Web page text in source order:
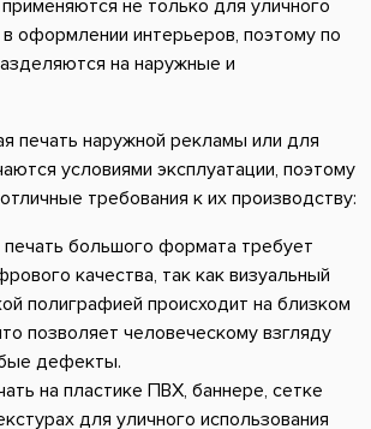
не только для уличного
оформлении интерьеров, поэтому по
на наружные и
печать наружной рекламы или для
условиями эксплуатации, поэтому
требования к их производству:
большого формата требует
качества, так как визуальный
полиграфией происходит на близком
позволяет человеческому взгляду
дефекты.
на пластике ПВХ, баннере, сетке
для уличного использования